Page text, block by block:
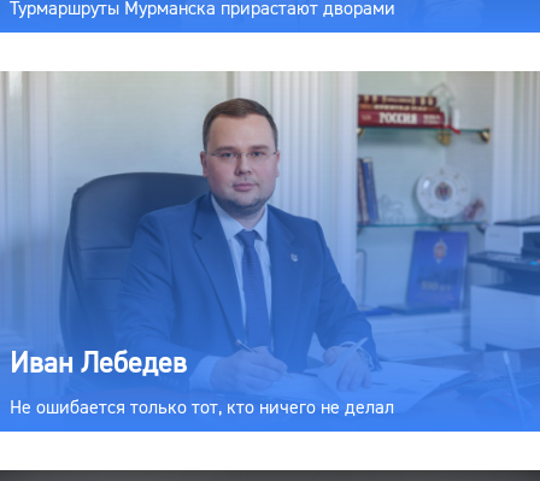
Турмаршруты Мурманска прирастают дворами
Иван Лебедев
Не ошибается только тот, кто ничего не делал